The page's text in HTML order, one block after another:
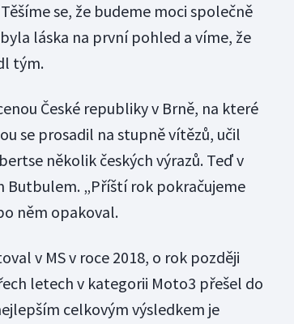
se, že budeme moci společně
láska na první pohled a víme, že
tým.
České republiky v Brně, na které
se prosadil na stupně vítězů, učil
několik českých výrazů. Teď v
Butbulem. „Příští rok pokračujeme
něm opakoval.
v MS v roce 2018, o rok později
letech v kategorii Moto3 přešel do
celkovým výsledkem je